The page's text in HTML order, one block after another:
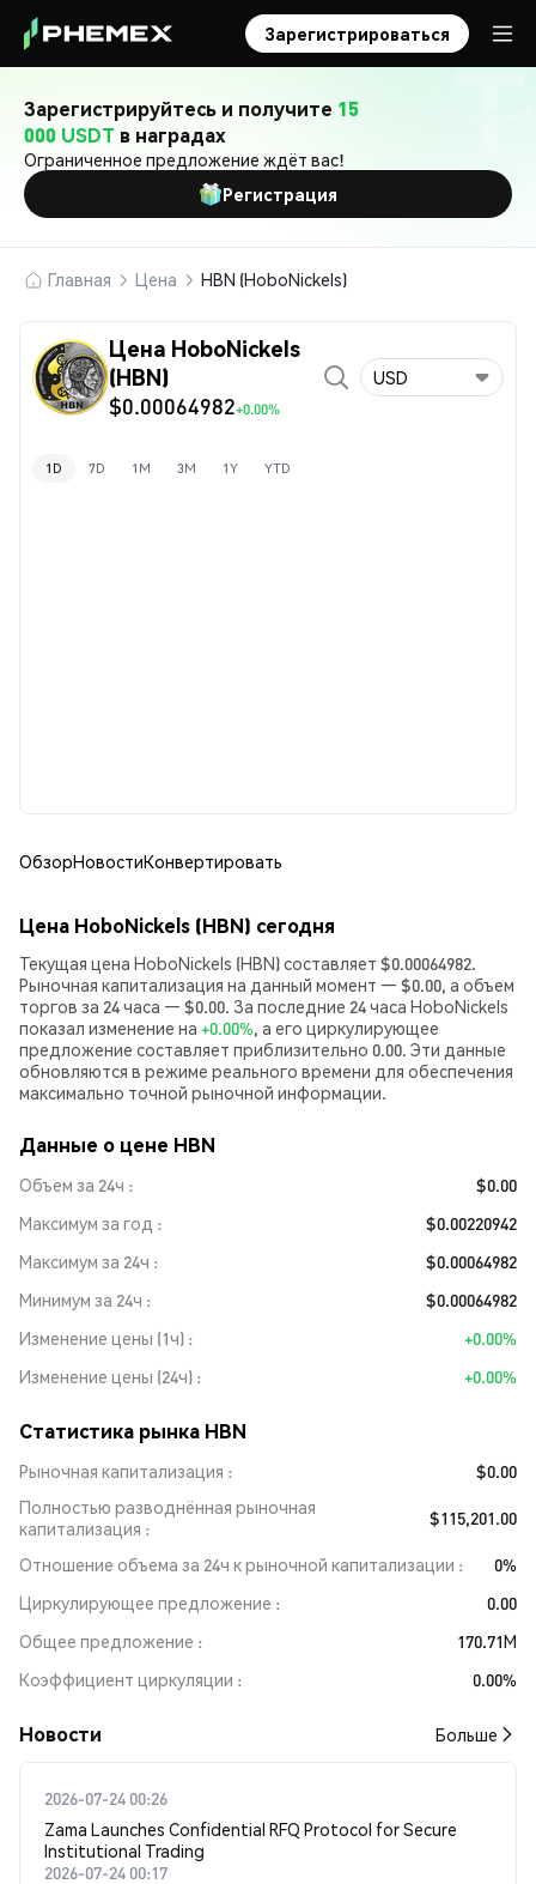
Зарегистрироваться
Зарегистрируйтесь и получите 15
000 USDT в наградах
Ограниченное предложение ждёт вас!
Регистрация
Главная Цена HBN (HoboNickels)
Цена HoboNickels
(HBN)
$0.00064982+0.00%
USD
1D 7D 1M 3M 1Y YTD
ОбзорНовостиКонвертировать
Цена HoboNickels (HBN) сегодня
Текущая цена HoboNickels (HBN) составляет $0.00064982.
Рыночная капитализация на данный момент — $0.00, а объем
торгов за 24 часа — $0.00. За последние 24 часа HoboNickels
показал изменение на +0.00%, а его циркулирующее
предложение составляет приблизительно 0.00. Эти данные
обновляются в режиме реального времени для обеспечения
максимально точной рыночной информации.
Данные о цене HBN
Объем за 24ч
$0.00
Максимум за год
$0.00220942
Максимум за 24ч
$0.00064982
Минимум за 24ч
$0.00064982
Изменение цены (1ч)
+0.00%
Изменение цены (24ч)
+0.00%
Статистика рынка HBN
Рыночная капитализация
$0.00
Полностью разводнённая рыночная
капитализация
$115,201.00
Отношение объема за 24ч к рыночной капитализации
0%
Циркулирующее предложение
0.00
Общее предложение
170.71M
Коэффициент циркуляции
0.00%
Новости Больше
2026-07-24 00:26
Zama Launches Confidential RFQ Protocol for Secure
Institutional Trading
2026-07-24 00:17